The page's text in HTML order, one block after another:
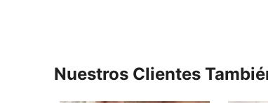
Nuestros Clientes